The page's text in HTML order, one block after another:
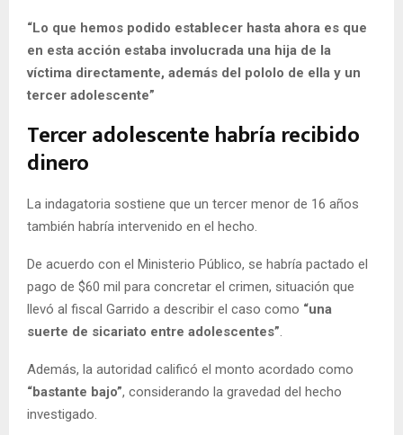
“Lo que hemos podido establecer hasta ahora es que
en esta acción estaba involucrada una hija de la
víctima directamente, además del pololo de ella y un
tercer adolescente”
Tercer adolescente habría recibido
dinero
La indagatoria sostiene que un tercer menor de 16 años
también habría intervenido en el hecho.
De acuerdo con el Ministerio Público, se habría pactado el
pago de $60 mil para concretar el crimen, situación que
llevó al fiscal Garrido a describir el caso como “una
suerte de sicariato entre adolescentes”.
Además, la autoridad calificó el monto acordado como
“bastante bajo”, considerando la gravedad del hecho
investigado.